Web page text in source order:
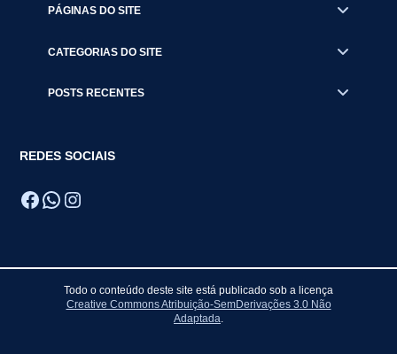
PÁGINAS DO SITE
CATEGORIAS DO SITE
POSTS RECENTES
REDES SOCIAIS
Facebook
WhatsApp
Instagram
Todo o conteúdo deste site está publicado sob a licença
Creative Commons Atribuição-SemDerivações 3.0 Não
Adaptada